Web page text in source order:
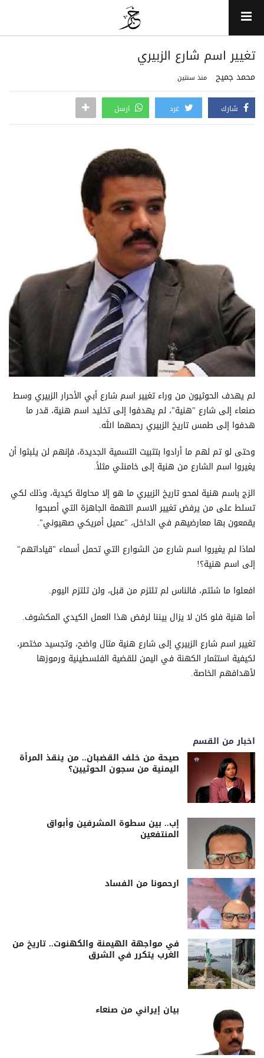
تغيير اسم شارع الزبيري
محمد جميح منذ سنتين
شارك غرد ارسل
لم يهدف الحوثيون من وراء تغيير اسم شارع أبي الأحرار الزبيري وسط
صنعاء إلى شارع "هنية"، لم يهدفوا إلى تخليد اسم هنية، قدر ما
هدفوا إلى طمس تاريخ الزبيري رحمهما الله.
وحتى لو تم لهم ما أرادوا بتثبيت التسمية الجديدة، فإنهم لن يلبثوا أن
يغيروا اسم الشارع من هنية إلى خامنئي مثلاً.
الزج باسم هنية لمحو تاريخ الزبيري ما هو إلا محاولة كيدية، وذلك لكي
تسلط على من يرفض تغيير الاسم التهمة الجاهزة التي أصبحوا
يقمعون بها معارضيهم في الداخل، "عميل أمريكي صهيوني".
لماذا لم يغيروا اسم شارع من الشوارع التي تحمل أسماء "قياداتهم"
إلى اسم هنية؟!
افعلوا ما شئتم، فالناس لم تلتزم من قبل، ولن تلتزم اليوم.
أما هنية فلو كان لا يزال بيننا لرفض هذا العمل الكيدي المكشوف.
تغيير اسم شارع الزبيري إلى شارع هنية مثال واضح، وتجسيد مختصر،
لكيفية استثمار الكهنة في اليمن للقضية الفلسطينية ورموزها
لأهدافهم الخاصة.
اخبار من القسم
صيحة من خلف القضبان.. من ينقذ المرأة
اليمنية من سجون الحوثيين؟
إب.. بين سطوة المشرفين وأبواق
المنتفعين
ارحمونا من الفساد
في مواجهة الهيمنة والكهنوت.. تاريخ من
الغرب يتكرر في الشرق
بيان إيراني من صنعاء